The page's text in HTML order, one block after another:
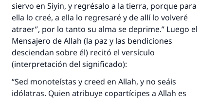
siervo en Siyin, y regrésalo a la tierra, porque para
ella lo creé, a ella lo regresaré y de allí lo volveré
atraer”, por lo tanto su alma se deprime.” Luego el
Mensajero de Allah (la paz y las bendiciones
desciendan sobre él) recitó el versículo
(interpretación del significado):
“Sed monoteístas y creed en Allah, y no seáis
idólatras. Quien atribuye copartícipes a Allah es